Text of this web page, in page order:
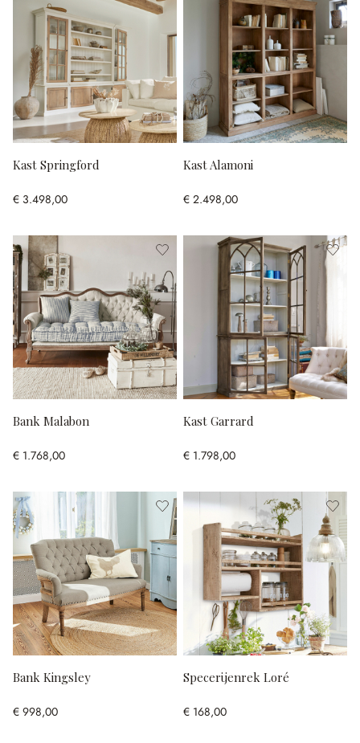
Kast Springford
€ 3.498,00
Kast Alamoni
€ 2.498,00
Bank Malabon
€ 1.768,00
Kast Garrard
€ 1.798,00
Bank Kingsley
€ 998,00
Specerijenrek Loré
€ 168,00